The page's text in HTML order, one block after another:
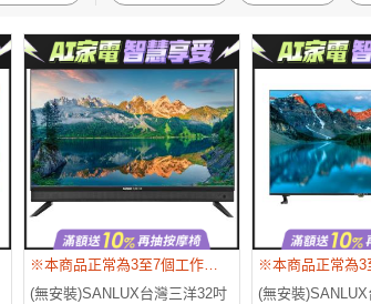
※本商品正常為3至7個工作天會以電話或簡訊聯絡後續配送時間 ※配送時間以物流聯絡約定的時間為準
(無安裝)SANLUX台灣三洋32吋
(無安裝